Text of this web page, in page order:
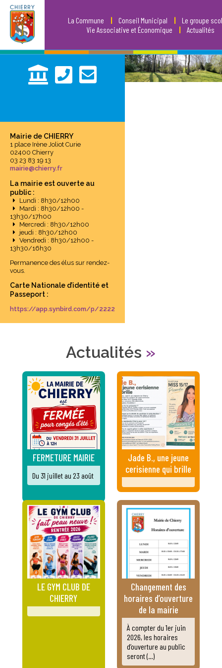
La Commune | Conseil Municipal |
Le groupe
Vie Associative et Économique
| Actualités
Mairie de CHIERRY
1 place Irène Joliot Curie
02400 Chierry
03 23 83 19 13
mairie@chierry.fr
La mairie est ouverte au
public :
Lundi : 8h30/12h00
Mardi : 8h30/12h00 -
13h30/17h00
Mercredi : 8h30/12h00
jeudi : 8h30/12h00
Vendredi : 8h30/12h00 -
13h30/16h30
Permanence des élus sur rendez-
vous.
Carte Nationale d’identité et
Passeport :
https://app.synbird.com/p/2222
Actualités »
FERMETURE MAIRIE
Du 31 juillet au 23 août
Jade B., une jeune
cerisienne qui brille
LE GYM CLUB DE
CHIERRY
Changement des
horaires d’ouverture
de la mairie
À compter du 1er juin
2026, les horaires
d’ouverture au public
seront (…)